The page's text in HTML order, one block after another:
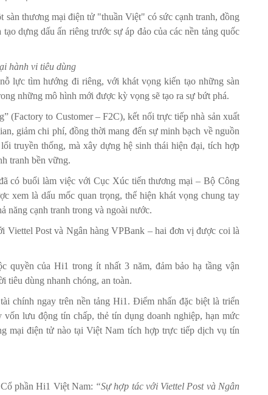
thương mại điện tử "thuần Việt" có sức cạnh tranh, đồng
dựng dấu ấn riêng trước sự áp đảo của các nền tảng quốc
hành vi tiêu dùng
lực tìm hướng đi riêng, với khát vọng kiến tạo những sàn
những mô hình mới được kỳ vọng sẽ tạo ra sự bứt phá.
(Factory to Customer – F2C), kết nối trực tiếp nhà sản xuất
giảm chi phí, đồng thời mang đến sự minh bạch về nguồn
truyền thống, mà xây dựng hệ sinh thái hiện đại, tích hợp
tranh bền vững.
có buổi làm việc với Cục Xúc tiến thương mại – Bộ Công
xem là dấu mốc quan trọng, thể hiện khát vọng chung tay
năng cạnh tranh trong và ngoài nước.
Post và Ngân hàng VPBank – hai đơn vị được coi là
quyền của Hi1 trong ít nhất 3 năm, đảm bảo hạ tầng vận
tiêu dùng nhanh chóng, an toàn.
chính ngay trên nền tảng Hi1. Điểm nhấn đặc biệt là triển
lưu động tín chấp, thẻ tín dụng doanh nghiệp, hạn mức
mại điện tử nào tại Việt Nam tích hợp trực tiếp dịch vụ tín
phần Hi1 Việt Nam: “Sự hợp tác với Viettel Post và Ngân